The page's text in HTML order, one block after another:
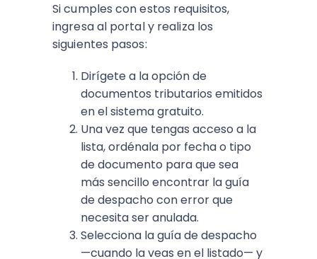
Si cumples con estos requisitos,
ingresa al portal y realiza los
siguientes pasos:
Dirígete a la opción de
documentos tributarios emitidos
en el sistema gratuito.
Una vez que tengas acceso a la
lista, ordénala por fecha o tipo
de documento para que sea
más sencillo encontrar la guía
de despacho con error que
necesita ser anulada.
Selecciona la guía de despacho
—cuando la veas en el listado— y